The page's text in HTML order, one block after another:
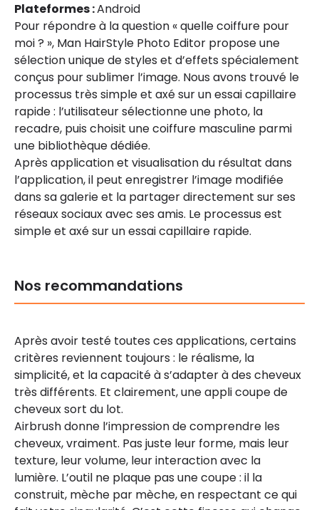
Plateformes :Android
Pour répondre à la question « quelle coiffure pour
moi ? », Man HairStyle Photo Editor propose une
sélection unique de styles et d’effets spécialement
conçus pour sublimer l’image. Nous avons trouvé le
processus très simple et axé sur un essai capillaire
rapide : l’utilisateur sélectionne une photo, la
recadre, puis choisit une coiffure masculine parmi
une bibliothèque dédiée.
Après application et visualisation du résultat dans
l’application, il peut enregistrer l’image modifiée
dans sa galerie et la partager directement sur ses
réseaux sociaux avec ses amis. Le processus est
simple et axé sur un essai capillaire rapide.
Nos recommandations
Après avoir testé toutes ces applications, certains
critères reviennent toujours : le réalisme, la
simplicité, et la capacité à s’adapter à des cheveux
très différents. Et clairement, une appli coupe de
cheveux sort du lot.
Airbrush donne l’impression de comprendre les
cheveux, vraiment. Pas juste leur forme, mais leur
texture, leur volume, leur interaction avec la
lumière. L’outil ne plaque pas une coupe : il la
construit, mèche par mèche, en respectant ce qui